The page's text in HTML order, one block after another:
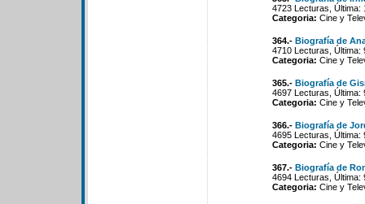
4723 Lecturas, Última:
Categoria: Cine y
364.- Biografía de
4710 Lecturas, Última:
Categoria: Cine y
365.- Biografía de
4697 Lecturas, Última:
Categoria: Cine y
366.- Biografía de
4695 Lecturas, Última:
Categoria: Cine y
367.- Biografía de
4694 Lecturas, Última:
Categoria: Cine y